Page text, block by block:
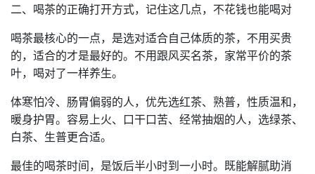
二、喝茶的正确打开方式，记住这几点，不花钱也能喝对
喝茶最核心的一点，是选对适合自己体质的茶，不用买贵
的，适合的才是最好的。不用跟风买名茶，家常平价的茶
叶，喝对了一样养生。
体寒怕冷、肠胃偏弱的人，优先选红茶、熟普，性质温和，
暖身护胃。容易上火、口干口苦、经常抽烟的人，选绿茶、
白茶、生普更合适。
最佳的喝茶时间，是饭后半小时到一小时。既能解腻助消